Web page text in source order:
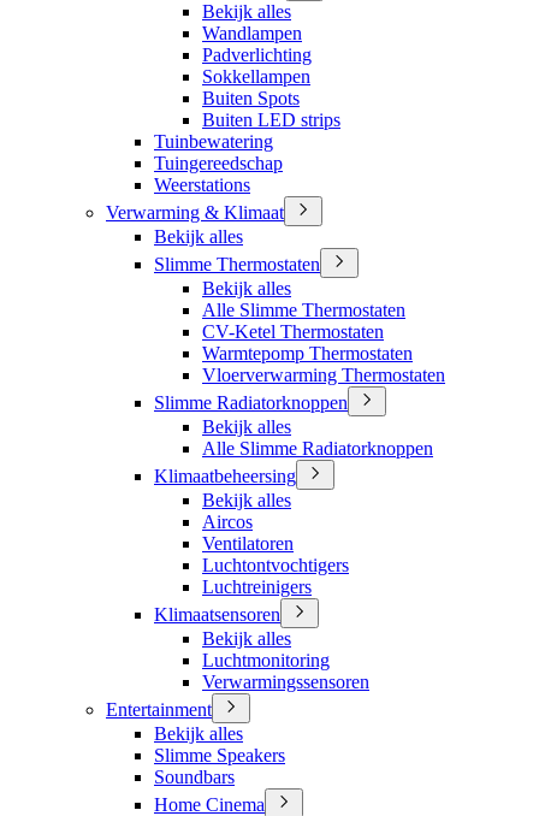
Bekijk alles
Wandlampen
Padverlichting
Sokkellampen
Buiten Spots
Buiten LED strips
Tuinbewatering
Tuingereedschap
Weerstations
Verwarming & Klimaat
Bekijk alles
Slimme Thermostaten
Bekijk alles
Alle Slimme Thermostaten
CV-Ketel Thermostaten
Warmtepomp Thermostaten
Vloerverwarming Thermostaten
Slimme Radiatorknoppen
Bekijk alles
Alle Slimme Radiatorknoppen
Klimaatbeheersing
Bekijk alles
Aircos
Ventilatoren
Luchtontvochtigers
Luchtreinigers
Klimaatsensoren
Bekijk alles
Luchtmonitoring
Verwarmingssensoren
Entertainment
Bekijk alles
Slimme Speakers
Soundbars
Home Cinema